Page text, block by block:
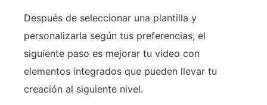
Después de seleccionar una plantilla y
personalizarla según tus preferencias, el
siguiente paso es mejorar tu video con
elementos integrados que pueden llevar tu
creación al siguiente nivel.